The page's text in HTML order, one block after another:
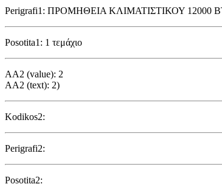
Perigrafi1: ΠΡΟΜΗΘΕΙΑ ΚΛΙΜΑΤΙΣΤΙΚΟΥ
Posotita1: 1 τεμάχιο
AA2 (value): 2
AA2 (text): 2)
Kodikos2:
Perigrafi2:
Posotita2: